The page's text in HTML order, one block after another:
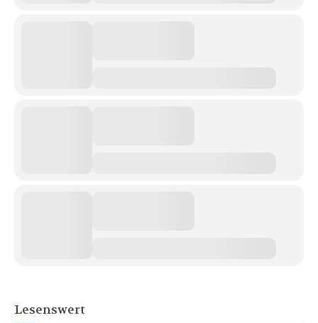
Lesenswert